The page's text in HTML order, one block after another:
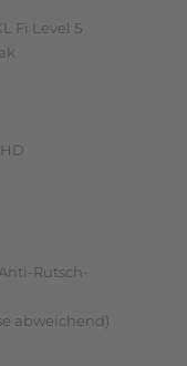
Fi Level 5
Rutsch-
abweichend)